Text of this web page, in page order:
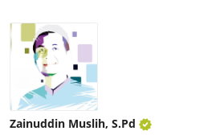
Zainuddin Muslih, S.Pd